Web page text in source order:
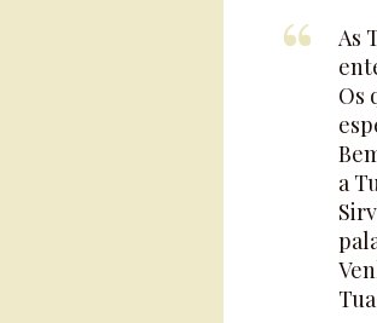
As
Os
a